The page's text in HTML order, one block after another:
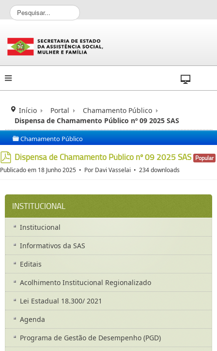
P
e
q
u
i
s
a
Início Portal
Chamamento Público
Dispensa de Chamamento Público nº 09 2025 SAS
folder
Chamamento Público
pdf
Dispensa de Chamamento Público nº 09 2025 SAS Popular
Publicado em 18 Junho 2025 Por Davi Vasselai 234 downloads
INSTITUCIONAL
Institucional
Informativos da SAS
Editais
Acolhimento Institucional Regionalizado
Lei Estadual 18.300/ 2021
Agenda
Programa de Gestão de Desempenho (PGD)